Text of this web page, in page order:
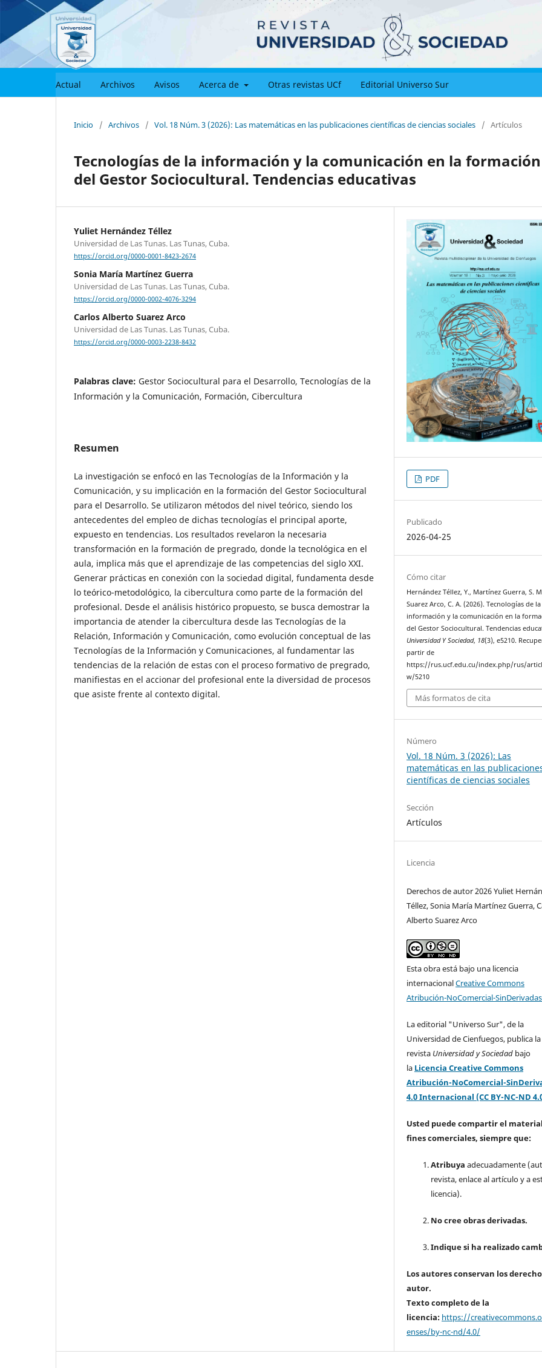
Actual Archivos Avisos Acerca de Otras revistas UCf Editorial Universo Sur
Inicio / Archivos / Vol. 18 Núm. 3 (2026): Las matemáticas en las publicaciones científicas de ciencias sociales / Artículos
Tecnologías de la información y la comunicación en la formación
del Gestor Sociocultural. Tendencias educativas
Yuliet Hernández Téllez
Universidad de Las Tunas. Las Tunas, Cuba.
https://orcid.org/0000-0001-8423-2674
Sonia María Martínez Guerra
Universidad de Las Tunas. Las Tunas, Cuba.
https://orcid.org/0000-0002-4076-3294
Carlos Alberto Suarez Arco
Universidad de Las Tunas. Las Tunas, Cuba.
https://orcid.org/0000-0003-2238-8432
Palabras clave: Gestor Sociocultural para el Desarrollo, Tecnologías de la
Información y la Comunicación, Formación, Cibercultura
Resumen
La investigación se enfocó en las Tecnologías de la Información y la
Comunicación, y su implicación en la formación del Gestor Sociocultural
para el Desarrollo. Se utilizaron métodos del nivel teórico, siendo los
antecedentes del empleo de dichas tecnologías el principal aporte,
expuesto en tendencias. Los resultados revelaron la necesaria
transformación en la formación de pregrado, donde la tecnológica en el
aula, implica más que el aprendizaje de las competencias del siglo XXI.
Generar prácticas en conexión con la sociedad digital, fundamenta desde
lo teórico-metodológico, la cibercultura como parte de la formación del
profesional. Desde el análisis histórico propuesto, se busca demostrar la
importancia de atender la cibercultura desde las Tecnologías de la
Relación, Información y Comunicación, como evolución conceptual de las
Tecnologías de la Información y Comunicaciones, al fundamentar las
tendencias de la relación de estas con el proceso formativo de pregrado,
manifiestas en el accionar del profesional ente la diversidad de procesos
que asiste frente al contexto digital.
PDF
Publicado
2026-04-25
Cómo citar
Hernández Téllez, Y., Martínez Guerra, S.
Suarez Arco, C. A. (2026). Tecnologías de la
información y la comunicación en la
del Gestor Sociocultural. Tendencias
Universidad Y Sociedad, 18(3), e5210.
partir de
https://rus.ucf.edu.cu/index.php/rus/
w/5210
Más formatos de cita
Número
Vol. 18 Núm. 3 (2026): Las
matemáticas en las
científicas de ciencias sociales
Sección
Artículos
Licencia
Derechos de autor 2026 Yuliet
Téllez, Sonia María Martínez Guerra,
Alberto Suarez Arco
Esta obra está bajo una licencia
internacionalCreative Commons
Atribución-NoComercial-
La editorial "Universo Sur", de la
Universidad de Cienfuegos, publica la
revista Universidad y Sociedad bajo
la Licencia Creative Commons
Atribución-NoComercial-
4.0 Internacional (CC BY-NC-ND
Usted puede compartir el
fines comerciales, siempre que:
Atribuya adecuadamente
revista, enlace al artículo y a
licencia).
No cree obras derivadas.
Indique si ha realizado
Los autores conservan los
autor.
Texto completo de la
licencia: https://
enses/by-nc-nd/4.0/